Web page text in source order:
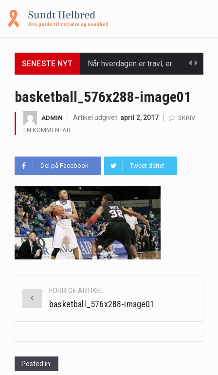
SENESTE NYT
Massagestole er ikke længere forbeholdt luksuriøse spaer og wellnesscentre - de er nu tilgængelige til…
basketball_576x288-image01
ADMIN Artikel udgivet: april 2, 2017
SKRIV
EN KOMMENTAR
Del på Facebook Tweet dette!
navigationFORRIGE ARTIKEL
basketball_576x288-image01
Posted in: